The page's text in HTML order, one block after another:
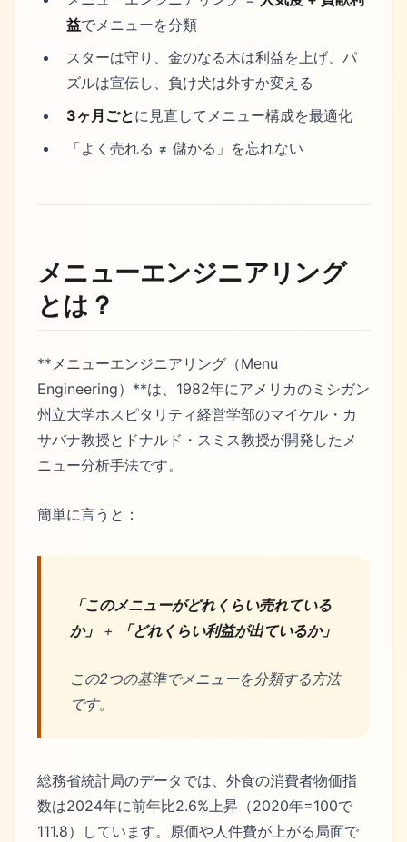
益でメニューを分類
スターは守り、金のなる木は利益を上げ、パ
ズルは宣伝し、負け犬は外すか変える
3ヶ月ごとに見直してメニュー構成を最適化
「よく売れる ≠ 儲かる」を忘れない
メニューエンジニアリング
とは？
**メニューエンジニアリング（Menu
Engineering）**は、1982年にアメリカのミシガン
州立大学ホスピタリティ経営学部のマイケル・カ
サバナ教授とドナルド・スミス教授が開発したメ
ニュー分析手法です。
簡単に言うと：
「このメニューがどれくらい売れている
か」
+ 「どれくらい利益が出ているか」
この2つの基準でメニューを分類する方法
です。
総務省統計局のデータでは、外食の消費者物価指
数は2024年に前年比2.6%上昇（2020年=100で
111.8）しています。原価や人件費が上がる局面で